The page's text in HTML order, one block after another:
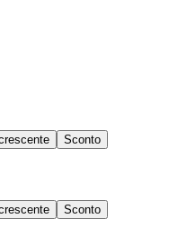
Sconto
Sconto